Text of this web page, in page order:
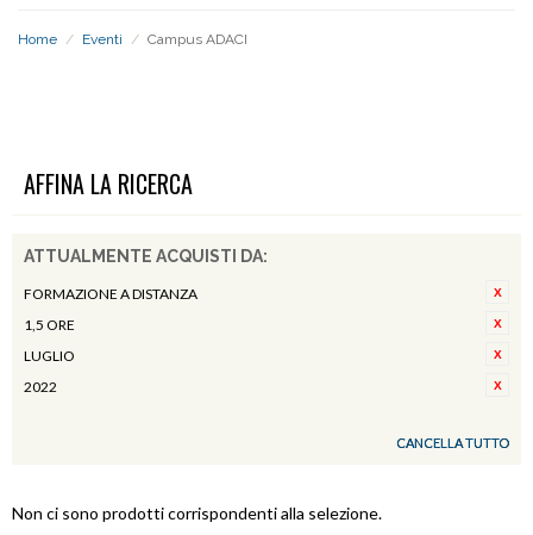
Home / Eventi / Campus ADACI
AFFINA LA RICERCA
ATTUALMENTE ACQUISTI DA:
FORMAZIONE A DISTANZA
1,5 ORE
LUGLIO
2022
CANCELLA TUTTO
Non ci sono prodotti corrispondenti alla selezione.